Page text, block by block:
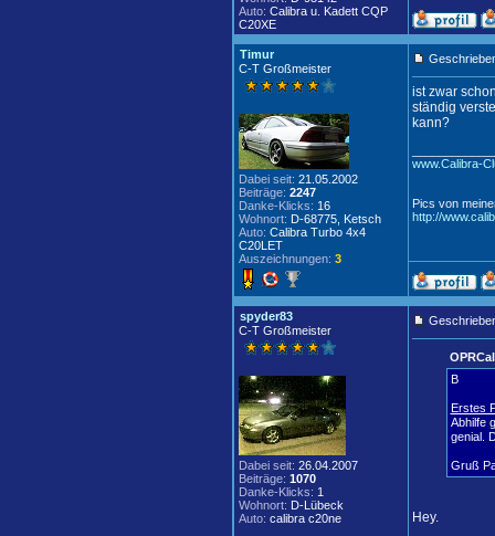
Auto: Calibra u. Kadett CQP
C20XE
Timur
C-T Großmeister
Dabei seit: 21.05.2002
Beiträge: 2247
Danke-Klicks: 16
Wohnort: D-68775, Ketsch
Auto: Calibra Turbo 4x4
C20LET
Auszeichnungen: 3
ist zwar
ständig
kann?
www.Calibra-
Pics von
http://
spyder83
C-T Großmeister
Dabei seit: 26.04.2007
Beiträge: 1070
Danke-Klicks: 1
Wohnort: D-Lübeck
Auto: calibra c20ne
B
Erstes
Abhilfe
genial.
Gruß
Hey.